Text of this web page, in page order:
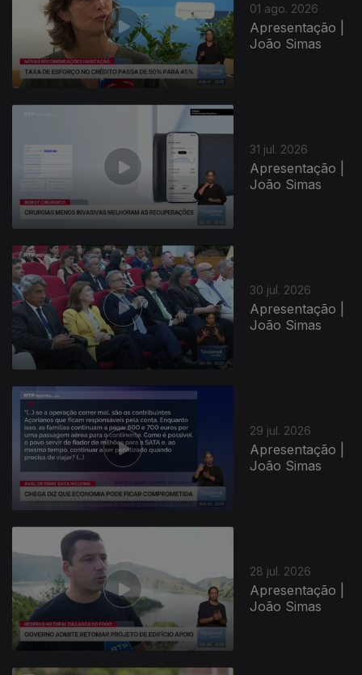
01 ago. 2026
Apresentação |
João Simas
31 jul. 2026
Apresentação |
João Simas
30 jul. 2026
Apresentação |
João Simas
29 jul. 2026
Apresentação |
João Simas
28 jul. 2026
Apresentação |
João Simas